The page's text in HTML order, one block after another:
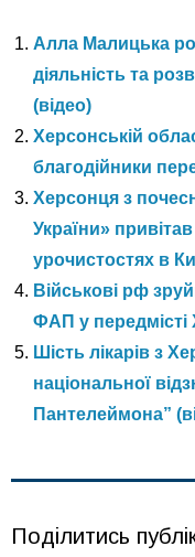
Алла Малицька
діяльність та
(відео)
Херсонській
благодійники
Херсонця з
України»
урочистостях в
Військові рф
ФАП у передмісті
Шість лікарів з
національної
Пантелеймона”
Поділитись